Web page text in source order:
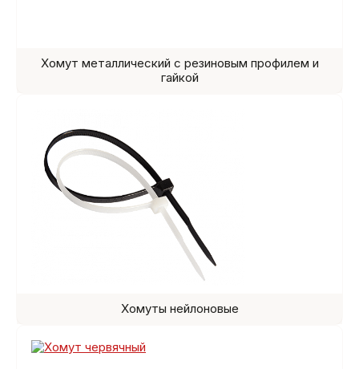
Хомут металлический с резиновым профилем и
гайкой
Хомуты нейлоновые